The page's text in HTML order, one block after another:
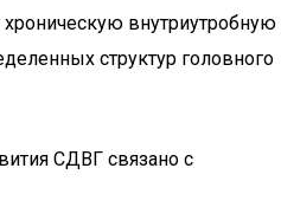
внутриутробную
структур головного
СДВГ связано с